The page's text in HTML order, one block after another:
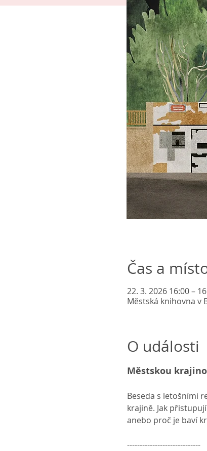
Čas a
22. 3. 2026 16:00 –
Městská knihovna v
O události
Městskou
Beseda s letošními
krajině. Jak
anebo proč je baví
-----------------------------